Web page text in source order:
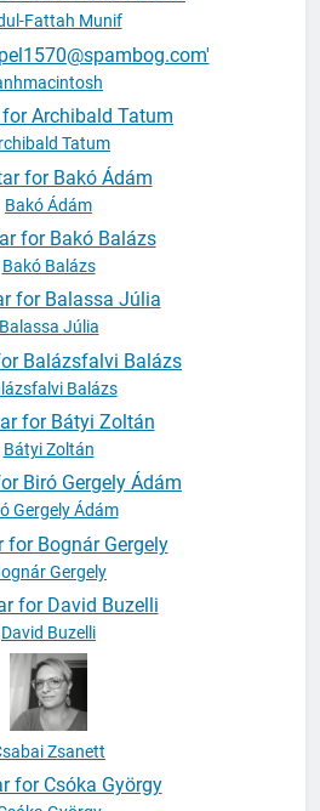
Fattah Munif
anhmacintosh
Tatum
Bakó Ádám
Bakó Balázs
Júlia
Balázs
Bátyi Zoltán
Gergely Ádám
Bognár Gergely
David Buzelli
Csabai Zsanett